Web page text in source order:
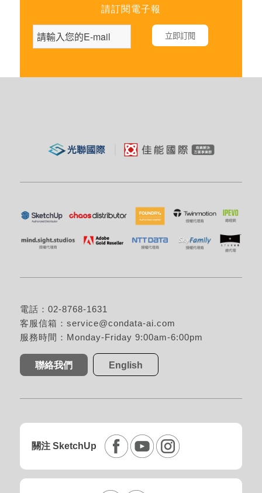
請訂閱電子報
電話：02-8768-1631
客服信箱： service@condata-ai.com
服務時間：Monday-Friday 9:00am-6:00pm
聯絡我們 English
關注 SketchUp